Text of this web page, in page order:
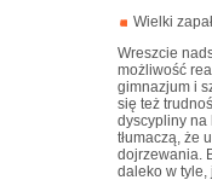
Wielki
Wreszcie
możliwość
gimnazjum i
się też
dyscypliny na
tłumaczą, że
dojrzewania.
daleko w tyle,